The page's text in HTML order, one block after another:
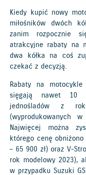
Kiedy kupić nowy
miłośników dwóch
zanim rozpocznie
atrakcyjne rabaty na
dwa kółka na coś
czekać z decyzją.
Rabaty na
sięgają nawet 10
jednośladów z
(wyprodukowanych
Najwięcej można
którego cenę
– 65 900 zł) oraz V-
rok modelowy 2023),
w przypadku Suzuki